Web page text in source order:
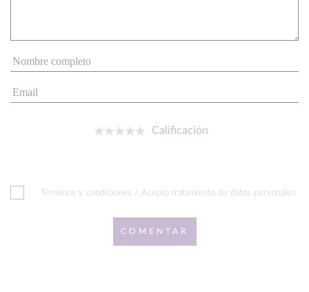
Calificación
Términos y condiciones / Acepto tratamiento de datos personales
COMENTAR